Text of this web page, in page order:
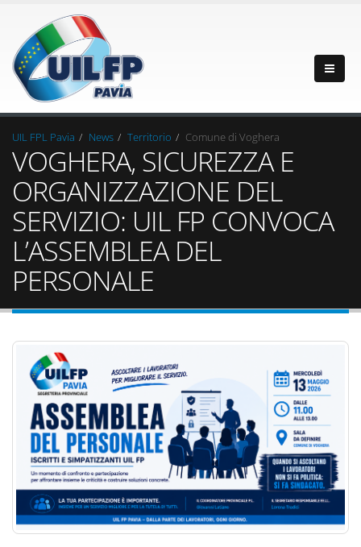
UIL FPL Pavia News Territorio Comune di Voghera
VOGHERA, SICUREZZA E
ORGANIZZAZIONE DEL
SERVIZIO: UIL FP CONVOCA
L’ASSEMBLEA DEL
PERSONALE